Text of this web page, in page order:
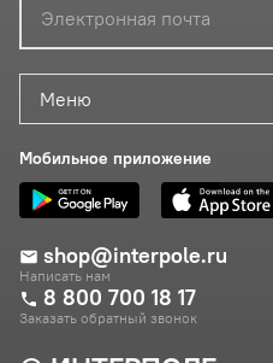
Меню
Мобильное приложение
shop@interpole.ru
Написать нам
8 800 700 18 17
Заказать обратный звонок